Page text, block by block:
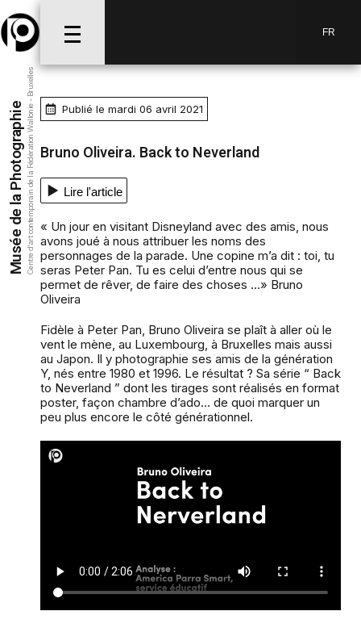
Musée de la PhotographieCentre d’art contemporain de la Fédération Wallonie - Bruxelles
FR
Publié le mardi 06 avril 2021
Bruno Oliveira. Back to Neverland
Lire l'article
« Un jour en visitant Disneyland avec des amis, nous
avons joué à nous attribuer les noms des
personnages de la parade. Une copine m’a dit : toi, tu
seras Peter Pan. Tu es celui d’entre nous qui se
permet de rêver, de faire des choses ...» Bruno
Oliveira
Fidèle à Peter Pan, Bruno Oliveira se plaît à aller où le
vent le mène, au Luxembourg, à Bruxelles mais aussi
au Japon. Il y photographie ses amis de la génération
Y, nés entre 1980 et 1996. Le résultat ? Sa série “ Back
to Neverland ” dont les tirages sont réalisés en format
poster, façon chambre d’ado… de quoi marquer un
peu plus encore le côté générationnel.